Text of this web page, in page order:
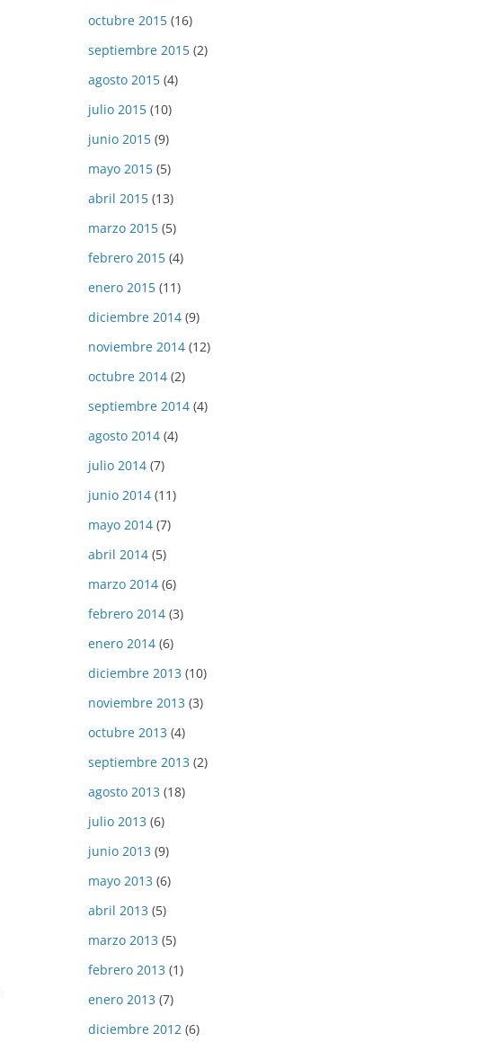
octubre 2015 (16)
septiembre 2015 (2)
agosto 2015 (4)
julio 2015 (10)
junio 2015 (9)
mayo 2015 (5)
abril 2015 (13)
marzo 2015 (5)
febrero 2015 (4)
enero 2015 (11)
diciembre 2014 (9)
noviembre 2014 (12)
octubre 2014 (2)
septiembre 2014 (4)
agosto 2014 (4)
julio 2014 (7)
junio 2014 (11)
mayo 2014 (7)
abril 2014 (5)
marzo 2014 (6)
febrero 2014 (3)
enero 2014 (6)
diciembre 2013 (10)
noviembre 2013 (3)
octubre 2013 (4)
septiembre 2013 (2)
agosto 2013 (18)
julio 2013 (6)
junio 2013 (9)
mayo 2013 (6)
abril 2013 (5)
marzo 2013 (5)
febrero 2013 (1)
enero 2013 (7)
diciembre 2012 (6)